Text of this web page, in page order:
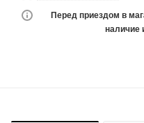
Перед приездом в
наличие